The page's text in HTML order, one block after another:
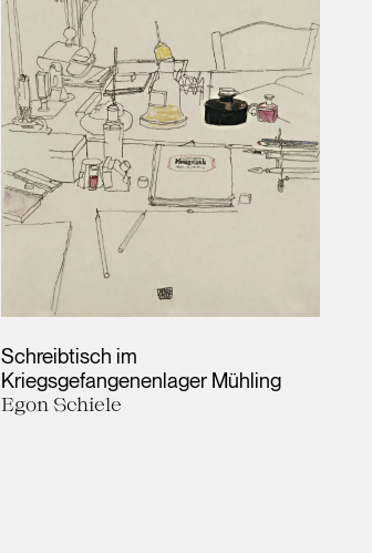
Schreibtisch im
Kriegsgefangenenlager Mühling
Egon Schiele